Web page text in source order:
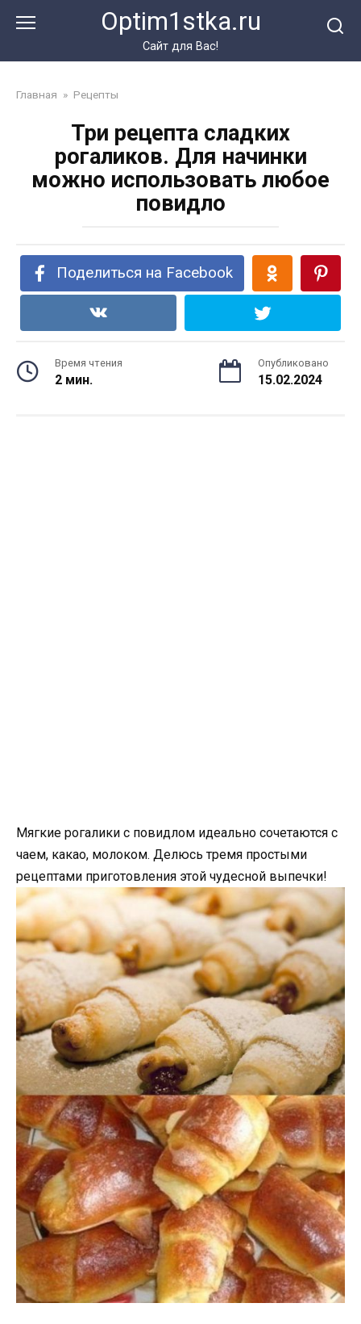
Optim1stka.ru
Сайт для Вас!
Главная » Рецепты
Три рецепта сладких
рогаликов. Для начинки
можно использовать любое
повидло
Поделиться на Facebook
Время чтения
2 мин.
Опубликовано
15.02.2024
Мягкие рогалики с повидлом идеально сочетаются с
чаем, какао, молоком. Делюсь тремя простыми
рецептами приготовления этой чудесной выпечки!